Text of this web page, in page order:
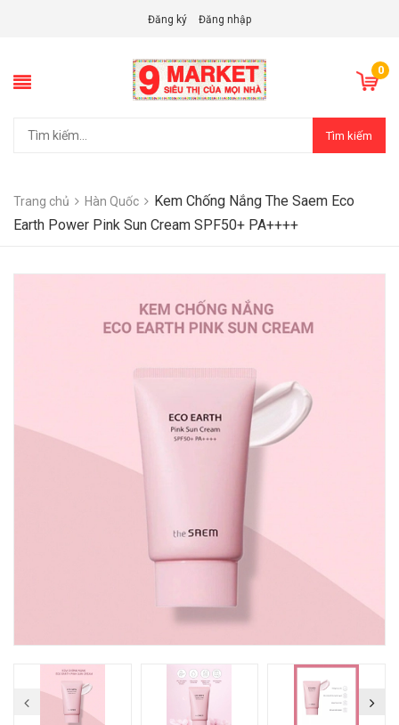
Đăng ký Đăng nhập
0
Tìm kiếm
Trang chủ Hàn Quốc
Kem Chống Nắng The Saem Eco
Earth Power Pink Sun Cream SPF50+ PA++++